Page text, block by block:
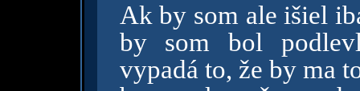
Ak by som ale išiel
by som bol
vypadá to, že by ma